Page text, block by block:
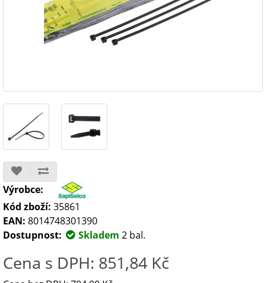
Výrobce:
Kód zboží: 35861
EAN: 8014748301390
Dostupnost:
Skladem 2 bal.
Cena s DPH: 851,84 Kč